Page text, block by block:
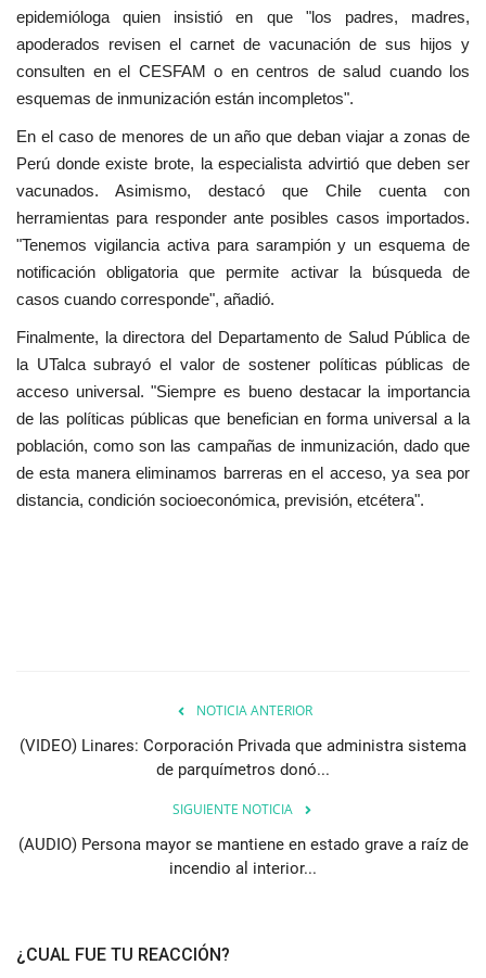
epidemióloga quien insistió en que "los padres, madres,
apoderados revisen el carnet de vacunación de sus hijos y
consulten en el CESFAM o en centros de salud cuando los
esquemas de inmunización están incompletos".
En el caso de menores de un año que deban viajar a zonas de
Perú donde existe brote, la especialista advirtió que deben ser
vacunados. Asimismo, destacó que Chile cuenta con
herramientas para responder ante posibles casos importados.
"Tenemos vigilancia activa para sarampión y un esquema de
notificación obligatoria que permite activar la búsqueda de
casos cuando corresponde", añadió.
Finalmente, la directora del Departamento de Salud Pública de
la UTalca subrayó el valor de sostener políticas públicas de
acceso universal. "Siempre es bueno destacar la importancia
de las políticas públicas que benefician en forma universal a la
población, como son las campañas de inmunización, dado que
de esta manera eliminamos barreras en el acceso, ya sea por
distancia, condición socioeconómica, previsión, etcétera".
NOTICIA ANTERIOR
(VIDEO) Linares: Corporación Privada que administra sistema
de parquímetros donó...
SIGUIENTE NOTICIA
(AUDIO) Persona mayor se mantiene en estado grave a raíz de
incendio al interior...
¿CUAL FUE TU REACCIÓN?